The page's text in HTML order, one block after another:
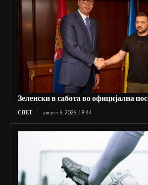
Зеленски в сабота во официјална
СВЕТ август 6, 2026, 19:44